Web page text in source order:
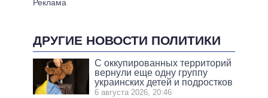
ДРУГИЕ НОВОСТИ ПОЛИТИКИ
С оккупированных территорий
вернули еще одну группу
украинских детей и подростков
6 августа 2026, 20:46